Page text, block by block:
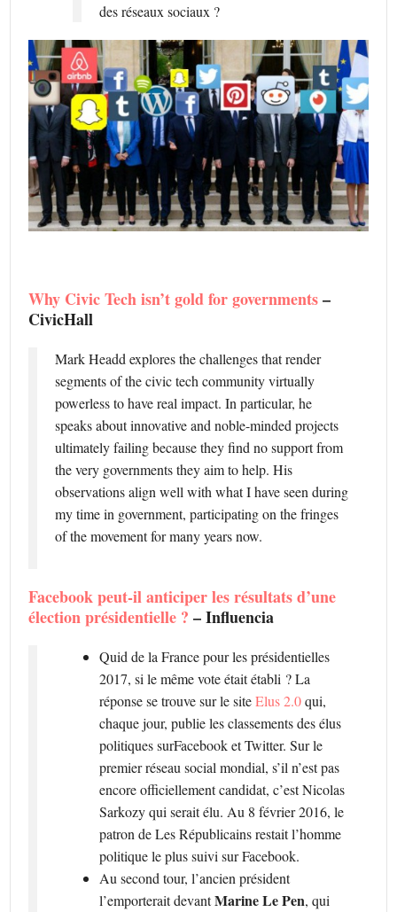
des réseaux sociaux ?
Why Civic Tech isn’t gold for governments–
CivicHall
Mark Headd explores the challenges that render
segments of the civic tech community virtually
powerless to have real impact. In particular, he
speaks about innovative and noble-minded projects
ultimately failing because they find no support from
the very governments they aim to help. His
observations align well with what I have seen during
my time in government, participating on the fringes
of the movement for many years now.
Facebook peut-il anticiper les résultats d’une
élection présidentielle ? – Influencia
Quid de la France pour les présidentielles
2017, si le même vote était établi ? La
réponse se trouve sur le siteElus 2.0qui,
chaque jour, publie les classements des élus
politiques surFacebook et Twitter. Sur le
premier réseau social mondial, s’il n’est pas
encore officiellement candidat, c’est Nicolas
Sarkozy qui serait élu. Au 8 février 2016, le
patron de Les Républicains restait l’homme
politique le plus suivi sur Facebook.
Au second tour, l’ancien président
l’emporterait devantMarine Le Pen, qui